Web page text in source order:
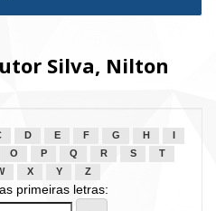
Silva, Nilton
D E F G H
O P Q R S
T
X Y Z
primeiras letras: